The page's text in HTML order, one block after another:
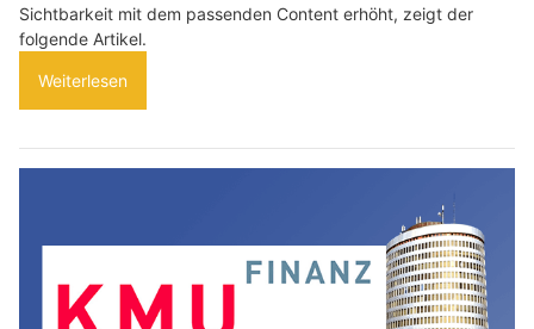
Sichtbarkeit mit dem passenden Content erhöht, zeigt der
folgende Artikel.
Weiterlesen